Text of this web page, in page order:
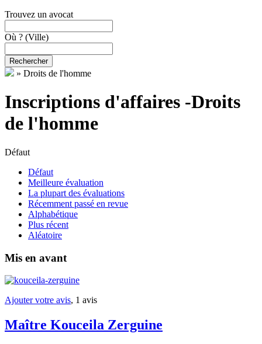
Trouvez un avocat
Où ? (Ville)
Rechercher
» Droits de l'homme
Inscriptions d'affaires -Droits
de l'homme
Défaut
Défaut
Meilleure évaluation
La plupart des évaluations
Récemment passé en revue
Alphabétique
Plus récent
Aléatoire
Mis en avant
Ajouter votre avis, 1 avis
Maître Kouceila Zerguine